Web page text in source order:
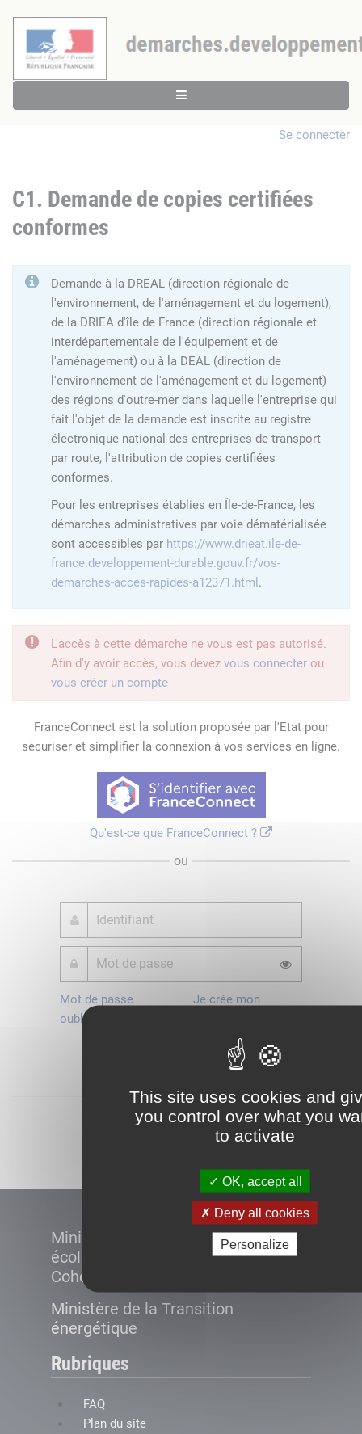
This site uses cookies and
you control over what you
to activate
OK, accept all
Deny all cookies
Personalize
Se connecter
C1. Demande de copies certifiées
conformes
Demande à la DREAL (direction régionale de
l'environnement, de l'aménagement et du logement),
de la DRIEA d'île de France (direction régionale et
interdépartementale de l'équipement et de
l'aménagement) ou à la DEAL (direction de
l'environnement de l'aménagement et du logement)
des régions d'outre-mer dans laquelle l'entreprise qui
fait l'objet de la demande est inscrite au registre
électronique national des entreprises de transport
par route, l'attribution de copies certifiées
conformes.
Pour les entreprises établies en Île-de-France, les
démarches administratives par voie dématérialisée
sont accessibles par https://www.drieat.ile-de-
france.developpement-durable.gouv.fr/vos-
demarches-acces-rapides-a12371.html .
L'accès à cette démarche ne vous est pas autorisé.
Afin d'y avoir accès, vous devez vous connecter ou
vous créer un compte
FranceConnect est la solution proposée par l'Etat pour
sécuriser et simplifier la connexion à vos services en ligne.
Qu'est-ce que FranceConnect ?
ou
Mot de passe
oublié ?
Je crée mon
Démarrer
Ministère de la Transition
écologique et de la
Cohésion des territoires
Ministère de la Transition
énergétique
Rubriques
FAQ
Plan du site